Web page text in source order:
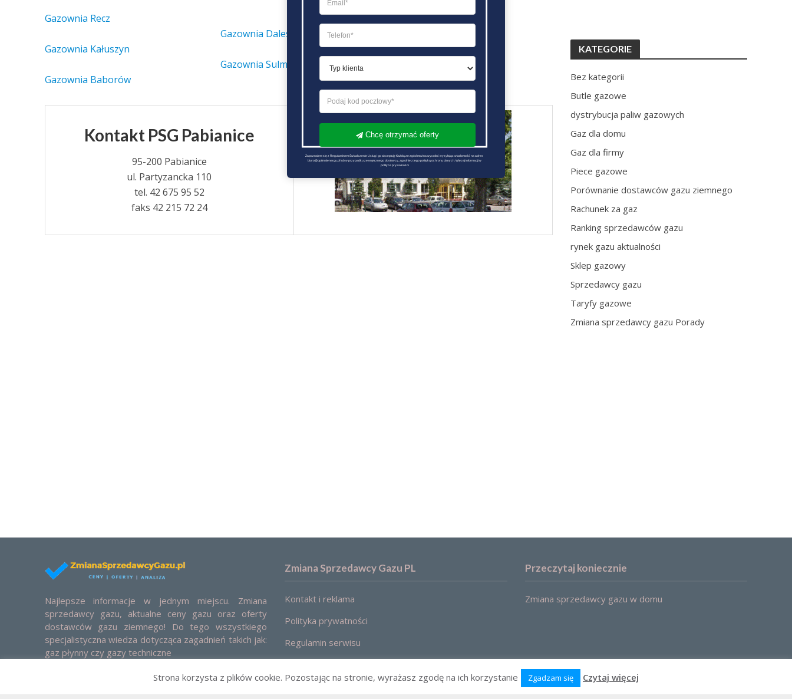
Gazownia Recz
Gazownia Kałuszyn
Gazownia Baborów
Gazownia Daleszyce
Gazownia Sulmierzyce
Gazownia Ryglice
Gazownia Ryn
Kontakt PSG Pabianice
95-200 Pabianice
ul. Partyzancka 110
tel. 42 675 95 52
faks 42 215 72 24
KATEGORIE
Bez kategorii
Butle gazowe
dystrybucja paliw gazowych
Gaz dla domu
Gaz dla firmy
Piece gazowe
Porównanie dostawców gazu ziemnego
Rachunek za gaz
Ranking sprzedawców gazu
rynek gazu aktualności
Sklep gazowy
Sprzedawcy gazu
Taryfy gazowe
Zmiana sprzedawcy gazu Porady
Najlepsze informacje w jednym miejscu. Zmiana
sprzedawcy gazu, aktualne ceny gazu oraz oferty
dostawców gazu ziemnego! Do tego wszystkiego
specjalistyczna wiedza dotycząca zagadnień takich jak:
gaz płynny czy gazy techniczne
Zmiana Sprzedawcy Gazu PL
Kontakt i reklama
Polityka prywatności
Regulamin serwisu
Przeczytaj koniecznie
Zmiana sprzedawcy gazu w domu
Chcę otrzymać oferty
Zapoznałem się z Regulaminem Świadczenie Usług i go akceptuję Każdą ze zgód można wycofać wysyłając wiadomość na adres
biuro@optimalenergy.pl lub w przypadku zewnętrznego dostawcy, zgodnie z jego polityką ochrony danych. Więcej informacji w
polityce prywatności
Strona korzysta z plików cookie. Pozostając na stronie, wyrażasz zgodę na ich korzystanie Zgadzam się Czytaj więcej